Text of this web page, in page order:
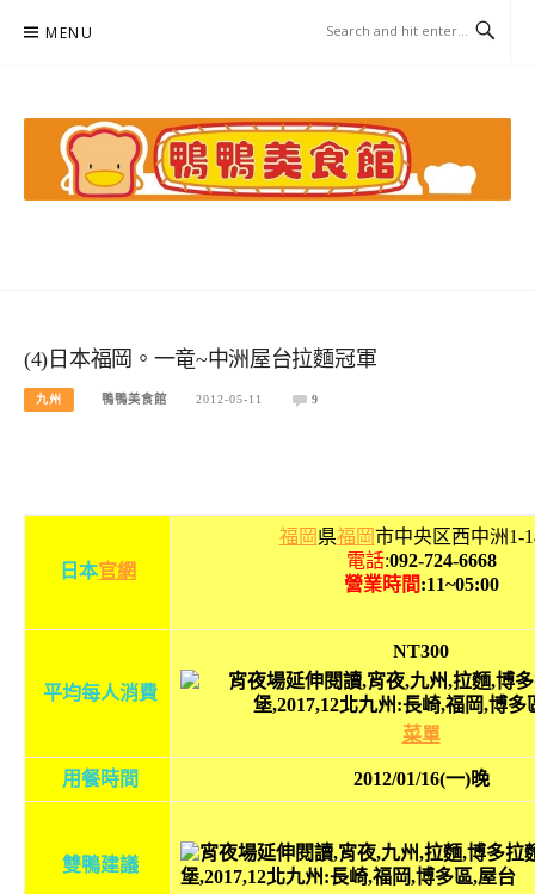
MENU
(4)日本福岡。一竜~中洲屋台拉麵冠軍
九州 鴨鴨美食館 2012-05-11 9
日本官網
福岡 県福岡市中央区西中洲1-
電話:092-724-6668
營業時間:11~05:00
平均每人消費
NT300
菜單
用餐時間 2012/01/16(一)晚
雙鴨建議